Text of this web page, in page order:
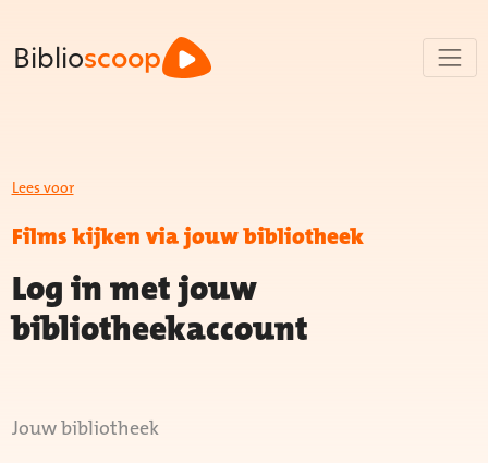
Biblioscoop
Lees voor
Films kijken via jouw bibliotheek
Log in met jouw
bibliotheekaccount
Jouw bibliotheek